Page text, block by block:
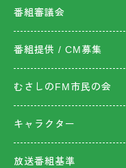
番組審議会
番組提供 / CM募集
むさしのFM市民の会
キャラクター
放送番組基準